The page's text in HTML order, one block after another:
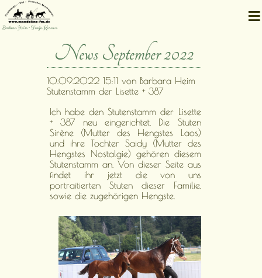
Barbara Heim • Tanja Kernen ≡
News September 2022
10.09.2022 15:11 von Barbara Heim
Stutenstamm der Lisette + 387
Ich habe den Stutenstamm der Lisette
+ 387 neu eingerichtet. Die Stuten
Sirène (Mutter des Hengstes Laos)
und ihre Tochter Saidy (Mutter des
Hengstes Nostalgie) gehören diesem
Stutenstamm an. Von dieser Seite aus
findet ihr jetzt die von uns
portraitierten Stuten dieser Familie,
sowie die zugehörigen Hengste.